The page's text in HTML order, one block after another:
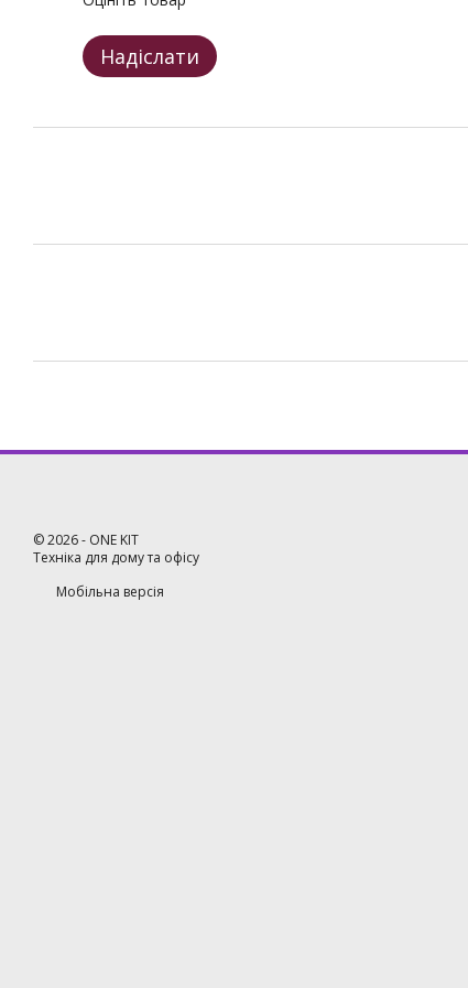
Надіслати
©2026- ONE KIT
Техніка для дому та офісу
Мобільна версія